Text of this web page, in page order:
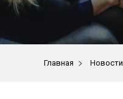
Главная > Новости